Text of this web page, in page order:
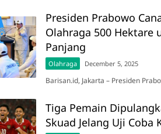
Presiden Prabowo
Olahraga 500 Hektare
Panjang
Olahraga December 5, 2025
Barisan.id, Jakarta – Presiden
Tiga Pemain
Skuad Jelang Uji Coba